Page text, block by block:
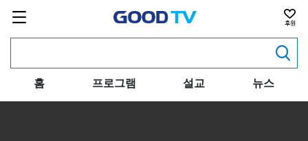
홈 프로그램 설교 뉴스